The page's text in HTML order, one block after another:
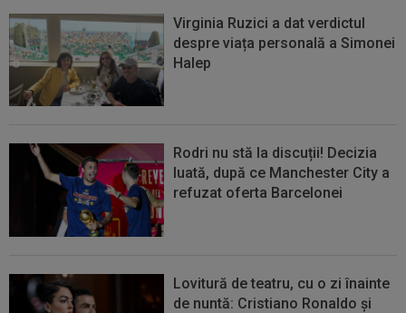
Virginia Ruzici a dat verdictul
despre viața personală a Simonei
Halep
Rodri nu stă la discuții! Decizia
luată, după ce Manchester City a
refuzat oferta Barcelonei
Lovitură de teatru, cu o zi înainte
de nuntă: Cristiano Ronaldo și